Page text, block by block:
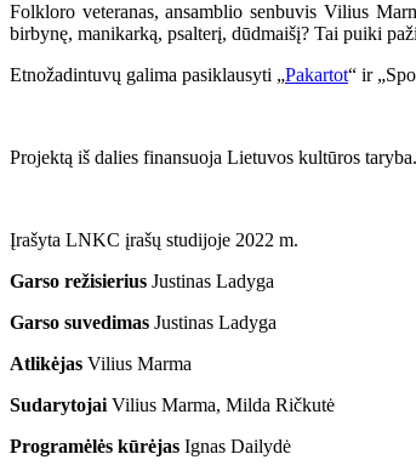
Folkloro veteranas, ansamblio senbuvis Vilius
birbynę, manikarką, psalterį, dūdmaišį? Tai puiki
Etnožadintuvų galima pasiklausyti „Pakartot“ ir
Projektą iš dalies finansuoja Lietuvos kultūros taryba.
Įrašyta LNKC įrašų studijoje 2022 m.
Garso režisierius Justinas Ladyga
Garso suvedimas Justinas Ladyga
Atlikėjas Vilius Marma
Sudarytojai Vilius Marma, Milda Ričkutė
Programėlės kūrėjas Ignas Dailydė